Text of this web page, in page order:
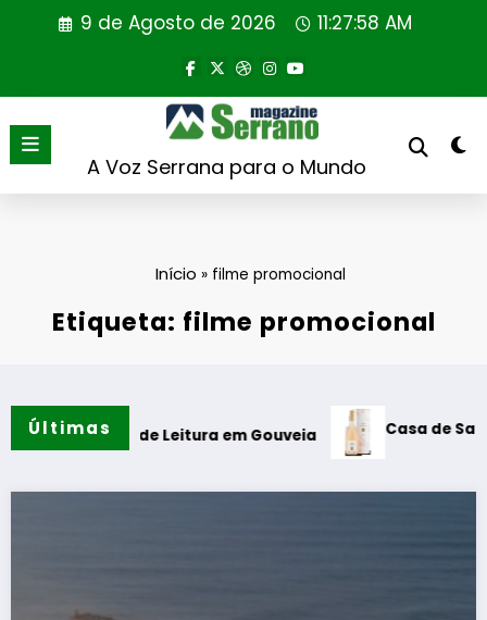
9 de Agosto de 2026 11:27:59 AM
A Voz Serrana para o Mundo
Início » filme promocional
Etiqueta: filme promocional
Últimas
de Leitura em Gouveia Casa de Santar Vinhos